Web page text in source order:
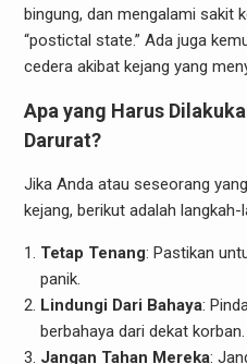
bingung, dan mengalami sakit
“postictal state.” Ada juga
cedera akibat kejang yang
Apa yang Harus
Darurat?
Jika Anda atau seseorang
kejang, berikut adalah
Tetap Tenang: Pastikan
panik.
Lindungi Dari Bahaya:
berbahaya dari dekat korban.
Jangan Tahan Mereka: